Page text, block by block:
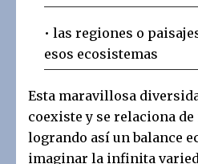
• las regiones o
esos ecosistemas
Esta maravillosa
coexiste y se relaciona
logrando así un balance
imaginar la infinita